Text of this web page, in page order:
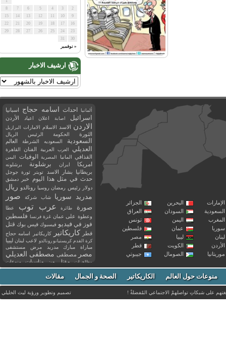
« نوفمبر
ارشيف الاخبار
البحرين
الجزائر
السودان
العراق
اليمن
تونس
عمان
فلسطين
ليبيا
مصر
الكويت
قطر
الصومال جيبوتي
ألمانيا احداث اسامه حجاج اسبانيا
اسرائيل اصابة اعلان اعياد الأردن
الاردن الاسد الاسلام الامارات البرازيل
الثورة الحكومة الرئيس الريال
السعودية السعوديه الشرطة العالم
العديلي العرب العربية الفنان القاهرة
القذافي المانيا المصرية الوفيات اليمن
امريكا ايران برشلونة برشلونه
بريطانيا بشار الاسد تويتر ثورة جوجل
حدث في مثل هذا اليوم خبر دمشق
دولار رئيس رمضان روسيا رونالدو ريال
مدريد
سوريا شاب شركة صور
صورة طائرة عرب توب
عطا
وعطوة على عمان غزة فرنسا فلسطين
فوز في فيديو فيسبوك فيس بوك قتل
قطر كاريكاتير كاريكاتير اسامه حجاج
كرة القدم كريستيانو رونالدو لاعب لبنان ليبيا
مباراة مبارك مدريد مرض مستشفى
مصر مصطفى مصطفى العديلي
مظاهرات مقتل من مناسبات
منوعات
مواليد
موت ميسي ميلان نادي نشر
وفاة وفيات يوتيوب منوعات حول العالم الكاريكاتير الصحة و الجمال مقالات
على شبكاتِ تواصلهمْ الاجتماعي المُفضلةْ ! تصميم وتطوير ورؤيةليث الخليلي